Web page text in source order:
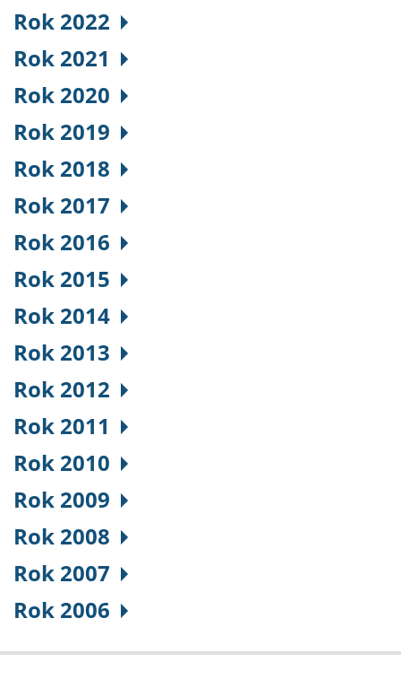
Rok 2022
Rok 2021
Rok 2020
Rok 2019
Rok 2018
Rok 2017
Rok 2016
Rok 2015
Rok 2014
Rok 2013
Rok 2012
Rok 2011
Rok 2010
Rok 2009
Rok 2008
Rok 2007
Rok 2006